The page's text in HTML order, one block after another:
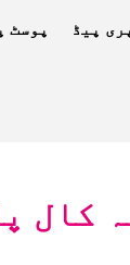
پیڈ پوسٹ
کال